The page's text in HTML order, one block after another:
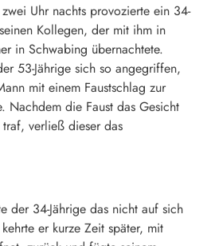
Uhr nachts provozierte ein 34-
Kollegen, der mit ihm in
in Schwabing übernachtete.
53-Jährige sich so angegriffen,
mit einem Faustschlag zur
Nachdem die Faust das Gesicht
verließ dieser das
der 34-Jährige das nicht auf sich
er kurze Zeit später, mit